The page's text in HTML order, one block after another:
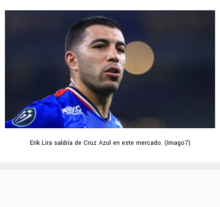
Erik Lira saldría de Cruz Azul en este mercado. (Imago7)